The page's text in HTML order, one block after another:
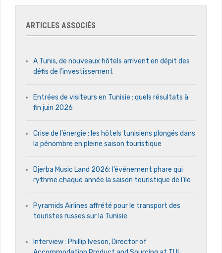
ARTICLES ASSOCIÉS
A Tunis, de nouveaux hôtels arrivent en dépit des
défis de l’investissement
Entrées de visiteurs en Tunisie : quels résultats à
fin juin 2026
Crise de l’énergie : les hôtels tunisiens plongés dans
la pénombre en pleine saison touristique
Djerba Music Land 2026: l’événement phare qui
rythme chaque année la saison touristique de l’île
Pyramids Airlines affrété pour le transport des
touristes russes sur la Tunisie
Interview : Phillip Iveson, Director of